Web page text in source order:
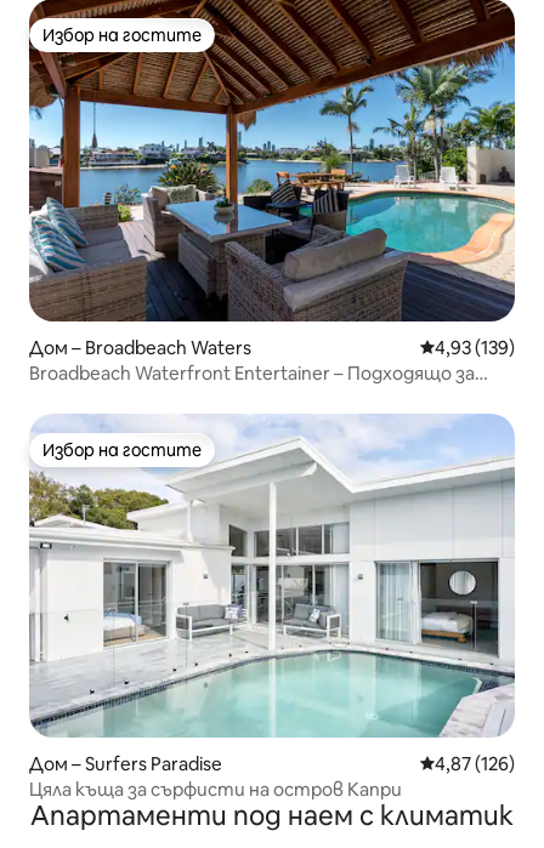
Избор на гостите
Избор на гостите
Дом – Broadbeach Waters Средна
4,93 (139)
Broadbeach Waterfront Entertainer – Подходящо за
Избор на гостите
Избор на гостите
Дом – Surfers Paradise Средна
4,87 (126)
Цяла къща за сърфисти на остров Капри
Апартаменти под наем с климатик